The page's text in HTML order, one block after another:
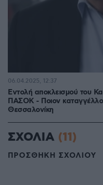
Εντολή αποκλεισμού του
ΠΑΣΟΚ - Ποιον
Θεσσαλονίκη
06.04.2025, 12:37
ΣΧΟΛΙΑ (11)
ΠΡΟΣΘΗΚΗ ΣΧΟΛΙΟΥ